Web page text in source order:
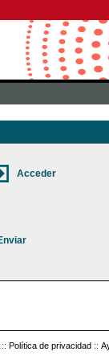
:: Política de privacidad ::